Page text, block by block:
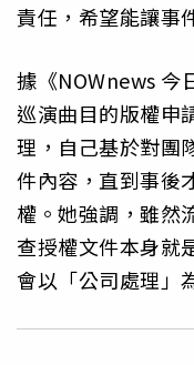
責任，希望能讓事
據《NOWnews 今
巡演曲目的版權申
理，自己基於對團
件內容，直到事後
權。她強調，雖然
查授權文件本身就
會以「公司處理」